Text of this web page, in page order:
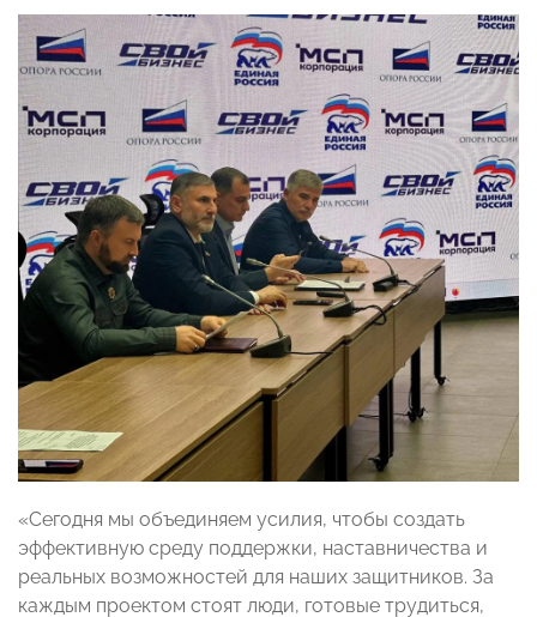
«Сегодня мы объединяем усилия, чтобы создать
эффективную среду поддержки, наставничества и
реальных возможностей для наших защитников. За
каждым проектом стоят люди, готовые трудиться,